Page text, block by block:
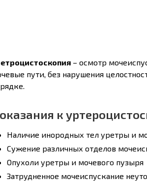
– осмотр
пути, без нарушения
к
Наличие инородных тел уретры и
Сужение различных отделов
Опухоли уретры и мочевого пузыря
Затрудненное мочеиспускание